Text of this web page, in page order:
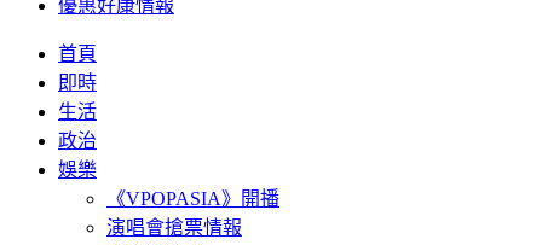
優惠好康情報
首頁
即時
生活
政治
娛樂
《VPOPASIA》開播
演唱會搶票情報